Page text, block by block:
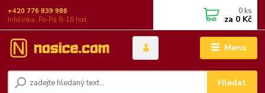
Menu
Hledat
+420 776 839 986
Infolinka: Po-Pá 8-18 hod.
0 ks
za 0 Kč